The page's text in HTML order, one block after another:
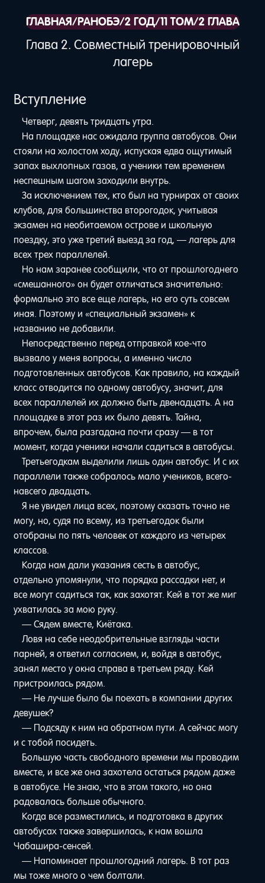
ГЛАВНАЯ/РАНОБЭ/2 ГОД/11 ТОМ/2 ГЛАВА
Глава 2. Совместный тренировочный
лагерь
Вступление
Четверг, девять тридцать утра.
На площадке нас ожидала группа автобусов. Они
стояли на холостом ходу, испуская едва ощутимый
запах выхлопных газов, а ученики тем временем
неспешным шагом заходили внутрь.
За исключением тех, кто был на турнирах от своих
клубов, для большинства второгодок, учитывая
экзамен на необитаемом острове и школьную
поездку, это уже третий выезд за год, — лагерь для
всех трех параллелей.
Но нам заранее сообщили, что от прошлогоднего
«смешанного» он будет отличаться значительно:
формально это все еще лагерь, но его суть совсем
иная. Поэтому и «специальный экзамен» к
названию не добавили.
Непосредственно перед отправкой кое-что
вызвало у меня вопросы, а именно число
подготовленных автобусов. Как правило, на каждый
класс отводится по одному автобусу, значит, для
всех параллелей их должно быть двенадцать. А на
площадке в этот раз их было девять. Тайна,
впрочем, была разгадана почти сразу — в тот
момент, когда ученики начали садиться в автобусы.
Третьегодкам выделили лишь один автобус. И с их
параллели также собралось мало учеников, всего-
навсего двадцать.
Я не увидел лица всех, поэтому сказать точно не
могу, но, судя по всему, из третьегодок были
отобраны по пять человек от каждого из четырех
классов.
Когда нам дали указания сесть в автобус,
отдельно упомянули, что порядка рассадки нет, и
все могут садиться так, как захотят. Кей в тот же миг
ухватилась за мою руку.
— Сядем вместе, Киётака.
Ловя на себе неодобрительные взгляды части
парней, я ответил согласием, и, войдя в автобус,
занял место у окна справа в третьем ряду. Кей
пристроилась рядом.
— Не лучше было бы поехать в компании других
девушек?
— Подсяду к ним на обратном пути. А сейчас могу
и с тобой посидеть.
Большую часть свободного времени мы проводим
вместе, и все же она захотела остаться рядом даже
в автобусе. Не знаю, что в этом такого, но она
радовалась больше обычного.
Когда все разместились, и подготовка в других
автобусах также завершилась, к нам вошла
Чабашира-сенсей.
— Напоминает прошлогодний лагерь. В тот раз
мы тоже много о чем болтали.